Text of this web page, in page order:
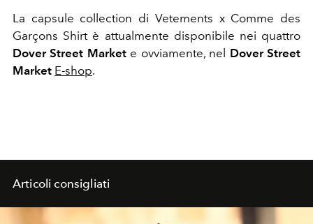
La capsule collection di Vetements x Comme des
Garçons Shirt è attualmente disponibile nei quattro
Dover Street Market e ovviamente, nel Dover Street
Market E-shop.
Articoli consigliati